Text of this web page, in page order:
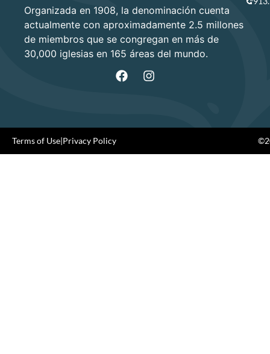
Organizada en 1908, la denominación cuenta
actualmente con aproximadamente 2.5 millones
de miembros que se congregan en más de
30,000 iglesias en 165 áreas del mundo.
Terms of Use|Privacy Policy